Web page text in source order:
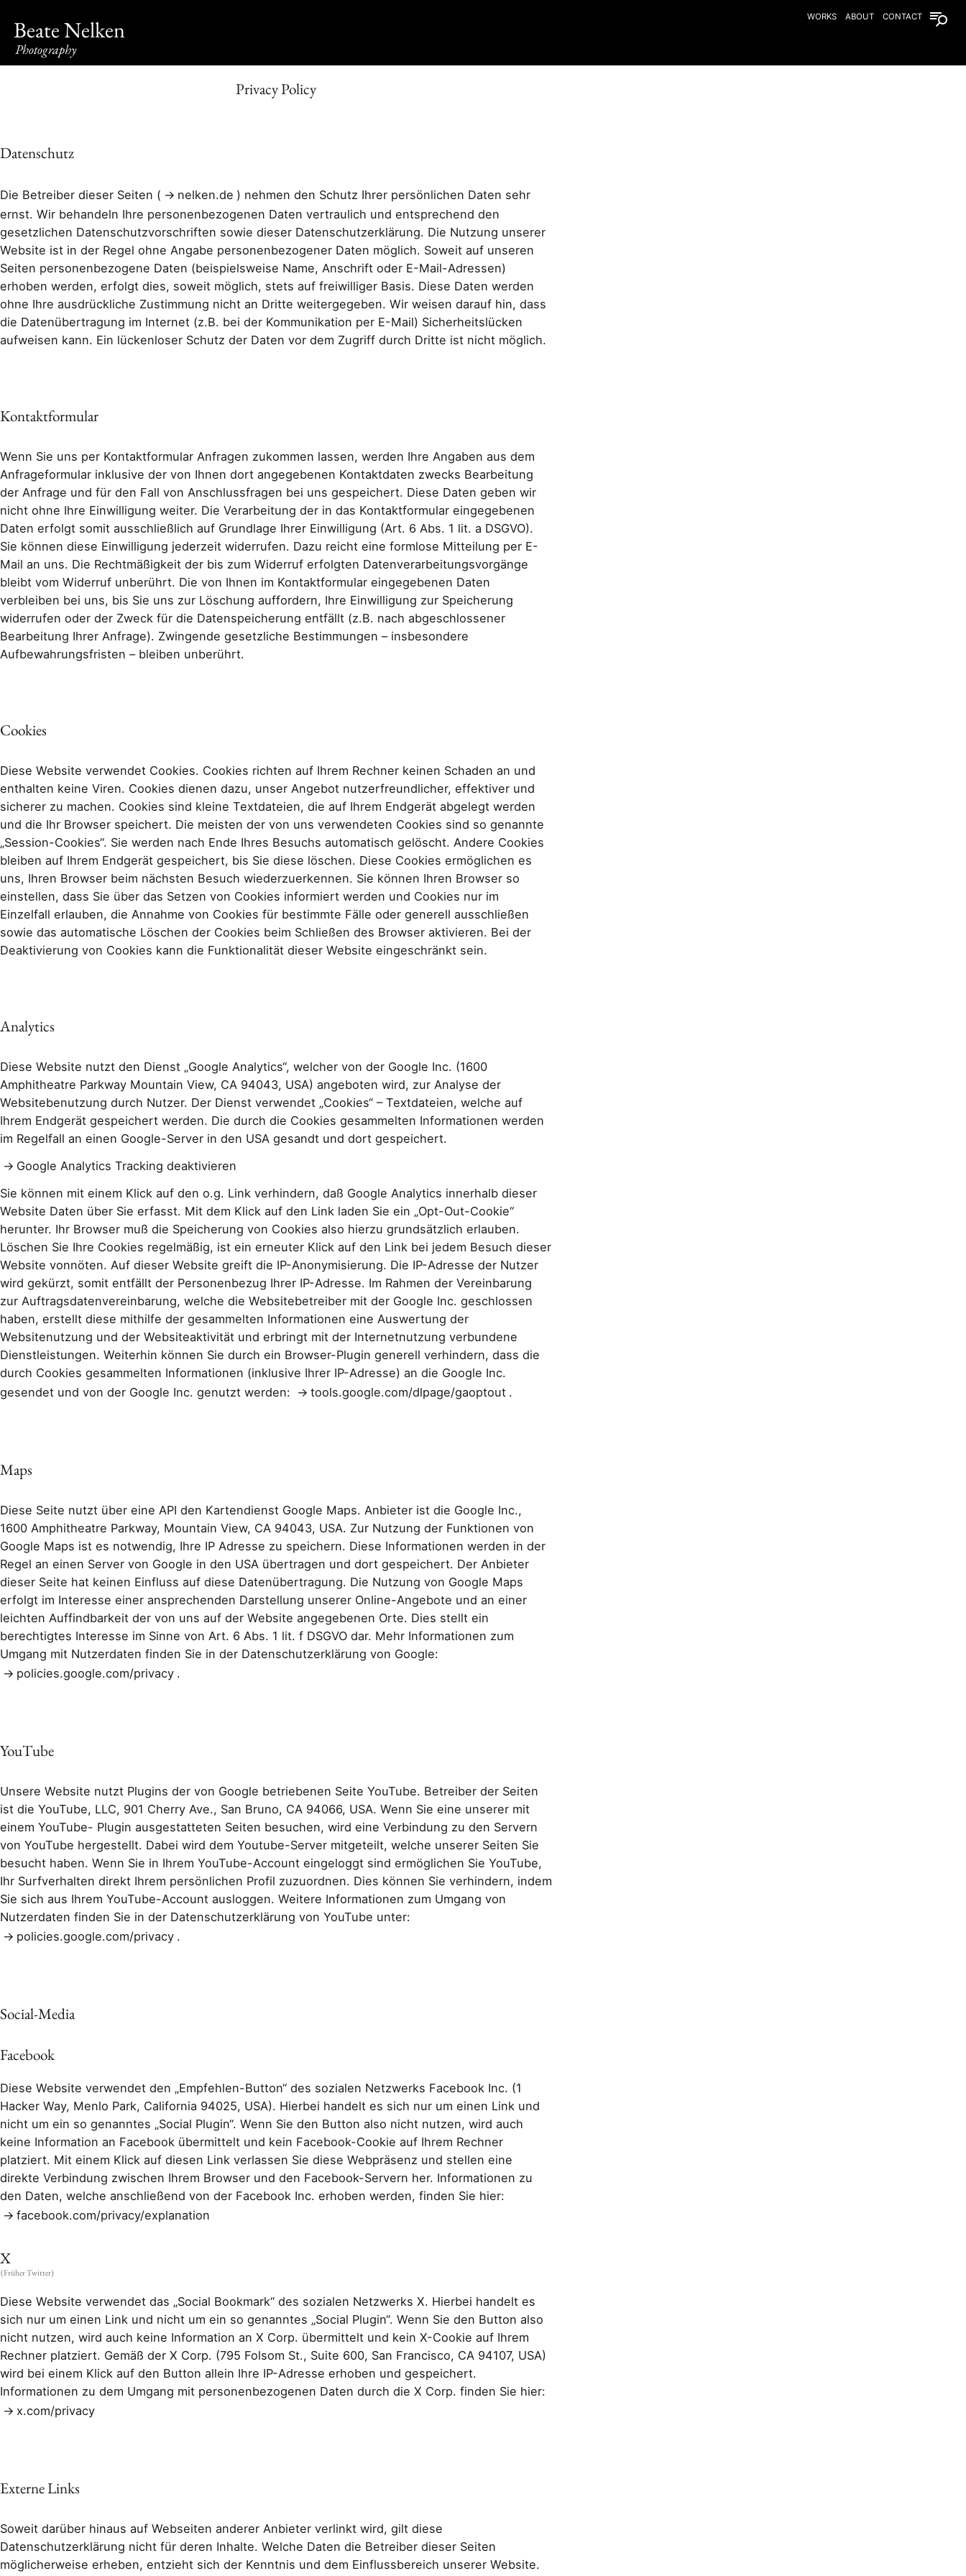
Beate Nelken
Photography
WORKS ABOUT CONTACT
Beate Nelken
Photography
WORKS ABOUT CONTACT
Privacy Policy
Datenschutz
Die Betreiber dieser Seiten ( nelken.de ) nehmen den Schutz Ihrer persönlichen Daten sehr
ernst. Wir behandeln Ihre personenbezogenen Daten vertraulich und entsprechend den
gesetzlichen Datenschutzvorschriften sowie dieser Datenschutzerklärung. Die Nutzung unserer
Website ist in der Regel ohne Angabe personenbezogener Daten möglich. Soweit auf unseren
Seiten personenbezogene Daten (beispielsweise Name, Anschrift oder E-Mail-Adressen)
erhoben werden, erfolgt dies, soweit möglich, stets auf freiwilliger Basis. Diese Daten werden
ohne Ihre ausdrückliche Zustimmung nicht an Dritte weitergegeben. Wir weisen darauf hin, dass
die Datenübertragung im Internet (z.B. bei der Kommunikation per E-Mail) Sicherheitslücken
aufweisen kann. Ein lückenloser Schutz der Daten vor dem Zugriff durch Dritte ist nicht möglich.
Kontaktformular
Wenn Sie uns per Kontaktformular Anfragen zukommen lassen, werden Ihre Angaben aus dem
Anfrageformular inklusive der von Ihnen dort angegebenen Kontaktdaten zwecks Bearbeitung
der Anfrage und für den Fall von Anschlussfragen bei uns gespeichert. Diese Daten geben wir
nicht ohne Ihre Einwilligung weiter. Die Verarbeitung der in das Kontaktformular eingegebenen
Daten erfolgt somit ausschließlich auf Grundlage Ihrer Einwilligung (Art. 6 Abs. 1 lit. a DSGVO).
Sie können diese Einwilligung jederzeit widerrufen. Dazu reicht eine formlose Mitteilung per E-
Mail an uns. Die Rechtmäßigkeit der bis zum Widerruf erfolgten Datenverarbeitungsvorgänge
bleibt vom Widerruf unberührt. Die von Ihnen im Kontaktformular eingegebenen Daten
verbleiben bei uns, bis Sie uns zur Löschung auffordern, Ihre Einwilligung zur Speicherung
widerrufen oder der Zweck für die Datenspeicherung entfällt (z.B. nach abgeschlossener
Bearbeitung Ihrer Anfrage). Zwingende gesetzliche Bestimmungen – insbesondere
Aufbewahrungsfristen – bleiben unberührt.
Cookies
Diese Website verwendet Cookies. Cookies richten auf Ihrem Rechner keinen Schaden an und
enthalten keine Viren. Cookies dienen dazu, unser Angebot nutzerfreundlicher, effektiver und
sicherer zu machen. Cookies sind kleine Textdateien, die auf Ihrem Endgerät abgelegt werden
und die Ihr Browser speichert. Die meisten der von uns verwendeten Cookies sind so genannte
„Session-Cookies“. Sie werden nach Ende Ihres Besuchs automatisch gelöscht. Andere Cookies
bleiben auf Ihrem Endgerät gespeichert, bis Sie diese löschen. Diese Cookies ermöglichen es
uns, Ihren Browser beim nächsten Besuch wiederzuerkennen. Sie können Ihren Browser so
einstellen, dass Sie über das Setzen von Cookies informiert werden und Cookies nur im
Einzelfall erlauben, die Annahme von Cookies für bestimmte Fälle oder generell ausschließen
sowie das automatische Löschen der Cookies beim Schließen des Browser aktivieren. Bei der
Deaktivierung von Cookies kann die Funktionalität dieser Website eingeschränkt sein.
Analytics
Diese Website nutzt den Dienst „Google Analytics“, welcher von der Google Inc. (1600
Amphitheatre Parkway Mountain View, CA 94043, USA) angeboten wird, zur Analyse der
Websitebenutzung durch Nutzer. Der Dienst verwendet „Cookies“ – Textdateien, welche auf
Ihrem Endgerät gespeichert werden. Die durch die Cookies gesammelten Informationen werden
im Regelfall an einen Google-Server in den USA gesandt und dort gespeichert.
Google Analytics Tracking deaktivieren
Sie können mit einem Klick auf den o.g. Link verhindern, daß Google Analytics innerhalb dieser
Website Daten über Sie erfasst. Mit dem Klick auf den Link laden Sie ein „Opt-Out-Cookie“
herunter. Ihr Browser muß die Speicherung von Cookies also hierzu grundsätzlich erlauben.
Löschen Sie Ihre Cookies regelmäßig, ist ein erneuter Klick auf den Link bei jedem Besuch dieser
Website vonnöten. Auf dieser Website greift die IP-Anonymisierung. Die IP-Adresse der Nutzer
wird gekürzt, somit entfällt der Personenbezug Ihrer IP-Adresse. Im Rahmen der Vereinbarung
zur Auftragsdatenvereinbarung, welche die Websitebetreiber mit der Google Inc. geschlossen
haben, erstellt diese mithilfe der gesammelten Informationen eine Auswertung der
Websitenutzung und der Websiteaktivität und erbringt mit der Internetnutzung verbundene
Dienstleistungen. Weiterhin können Sie durch ein Browser-Plugin generell verhindern, dass die
durch Cookies gesammelten Informationen (inklusive Ihrer IP-Adresse) an die Google Inc.
gesendet und von der Google Inc. genutzt werden:
tools.google.com/dlpage/gaoptout .
Maps
Diese Seite nutzt über eine API den Kartendienst Google Maps. Anbieter ist die Google Inc.,
1600 Amphitheatre Parkway, Mountain View, CA 94043, USA. Zur Nutzung der Funktionen von
Google Maps ist es notwendig, Ihre IP Adresse zu speichern. Diese Informationen werden in der
Regel an einen Server von Google in den USA übertragen und dort gespeichert. Der Anbieter
dieser Seite hat keinen Einfluss auf diese Datenübertragung. Die Nutzung von Google Maps
erfolgt im Interesse einer ansprechenden Darstellung unserer Online-Angebote und an einer
leichten Auffindbarkeit der von uns auf der Website angegebenen Orte. Dies stellt ein
berechtigtes Interesse im Sinne von Art. 6 Abs. 1 lit. f DSGVO dar. Mehr Informationen zum
Umgang mit Nutzerdaten finden Sie in der Datenschutzerklärung von Google:
policies.google.com/privacy .
YouTube
Unsere Website nutzt Plugins der von Google betriebenen Seite YouTube. Betreiber der Seiten
ist die YouTube, LLC, 901 Cherry Ave., San Bruno, CA 94066, USA. Wenn Sie eine unserer mit
einem YouTube- Plugin ausgestatteten Seiten besuchen, wird eine Verbindung zu den Servern
von YouTube hergestellt. Dabei wird dem Youtube-Server mitgeteilt, welche unserer Seiten Sie
besucht haben. Wenn Sie in Ihrem YouTube-Account eingeloggt sind ermöglichen Sie YouTube,
Ihr Surfverhalten direkt Ihrem persönlichen Profil zuzuordnen. Dies können Sie verhindern, indem
Sie sich aus Ihrem YouTube-Account ausloggen. Weitere Informationen zum Umgang von
Nutzerdaten finden Sie in der Datenschutzerklärung von YouTube unter:
policies.google.com/privacy .
Social-Media
Facebook
Diese Website verwendet den „Empfehlen-Button“ des sozialen Netzwerks Facebook Inc. (1
Hacker Way, Menlo Park, California 94025, USA). Hierbei handelt es sich nur um einen Link und
nicht um ein so genanntes „Social Plugin“. Wenn Sie den Button also nicht nutzen, wird auch
keine Information an Facebook übermittelt und kein Facebook-Cookie auf Ihrem Rechner
platziert. Mit einem Klick auf diesen Link verlassen Sie diese Webpräsenz und stellen eine
direkte Verbindung zwischen Ihrem Browser und den Facebook-Servern her. Informationen zu
den Daten, welche anschließend von der Facebook Inc. erhoben werden, finden Sie hier:
facebook.com/privacy/explanation
X
(Früher Twitter)
Diese Website verwendet das „Social Bookmark“ des sozialen Netzwerks X. Hierbei handelt es
sich nur um einen Link und nicht um ein so genanntes „Social Plugin“. Wenn Sie den Button also
nicht nutzen, wird auch keine Information an X Corp. übermittelt und kein X-Cookie auf Ihrem
Rechner platziert. Gemäß der X Corp. (795 Folsom St., Suite 600, San Francisco, CA 94107, USA)
wird bei einem Klick auf den Button allein Ihre IP-Adresse erhoben und gespeichert.
Informationen zu dem Umgang mit personenbezogenen Daten durch die X Corp. finden Sie hier:
x.com/privacy
Externe Links
Soweit darüber hinaus auf Webseiten anderer Anbieter verlinkt wird, gilt diese
Datenschutzerklärung nicht für deren Inhalte. Welche Daten die Betreiber dieser Seiten
möglicherweise erheben, entzieht sich der Kenntnis und dem Einflussbereich unserer Website.